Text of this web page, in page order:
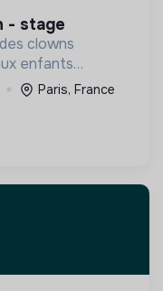
- stage
clowns
enfants
affronter
familles et les
Paris, France